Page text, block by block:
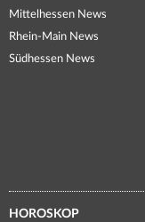
Mittelhessen News
Rhein-Main News
Südhessen News
HOROSKOP